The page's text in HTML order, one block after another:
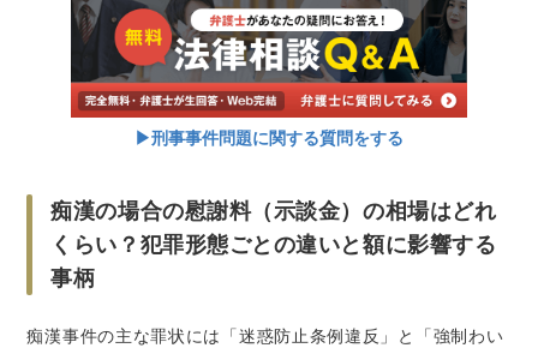
▶︎刑事事件問題に関する質問をする
痴漢の場合の慰謝料（示談金）の相場はどれ
くらい？犯罪形態ごとの違いと額に影響する
事柄
痴漢事件の主な罪状には「迷惑防止条例違反」と「強制わい